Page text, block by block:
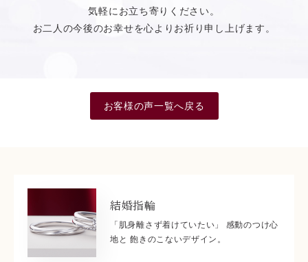
気軽にお立ち寄りください。
お二人の今後のお幸せを心よりお祈り申し上げます。
お客様の声一覧へ戻る
結婚指輪
「肌身離さず着けていたい」 感動のつけ心
地と 飽きのこないデザイン。